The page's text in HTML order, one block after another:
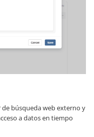
búsqueda web externo y
a datos en tiempo